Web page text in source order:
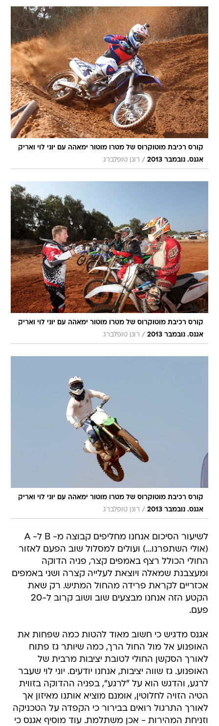
קורס רכיבת מוטוקרוס של מטרו מוטור ימאהה עם יוני לוי ואריק
אגנס. נובמבר 2013
/ רונן טופלברג
קורס רכיבת מוטוקרוס של מטרו מוטור ימאהה עם יוני לוי ואריק
אגנס. נובמבר 2013
/ רונן טופלברג
קורס רכיבת מוטוקרוס של מטרו מוטור ימאהה עם יוני לוי ואריק
אגנס. נובמבר 2013
/ רונן טופלברג
לשיעור הסיכום אנחנו מחליפים קבוצה מ- B ל- A
(אולי השתפרנו...) ועולים למסלול שוב הפעם לאזור
החולי הכולל רצף באמפים קצר, פניה הדוקה
ומעצבנת שמאלה ויוצאת לעלייה קצרה ושני באמפים
אכזריים לקראת פרידה מהחול המתיש. רק שאת
הקטע הזה אנחנו מבצעים שוב ושוב קרוב ל-20
פעם.
אגנס מדגיש כי חשוב מאוד להטות כמה שפחות את
האופנוע אל מול החול הרך, כמה שיותר גז פתוח
לאורך הסקשן החולי לטובת יציבות מרבית של
האופנוע. גז שווה יציבות, אנחנו יודעים. יוני לוי שעבר
לרגע, והדגש הוא על "לרגע", בפניה ההדוקה בזווית
הטיה הזויה לחלוטין, אומנם מוציא אותנו מאיזון אך
לאורך התרגול רואים בבירור כי הקפדה על הטכניקה
וזניחת המהירות - אכן משתלמת. עוד מוסיף אגנס כי